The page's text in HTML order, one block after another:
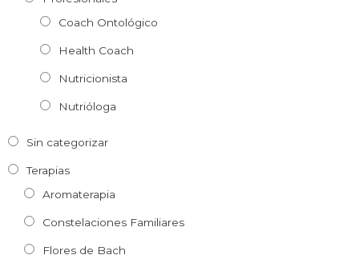
Coach Ontológico
Health Coach
Nutricionista
Nutrióloga
Sin categorizar
Terapias
Aromaterapia
Constelaciones Familiares
Flores de Bach